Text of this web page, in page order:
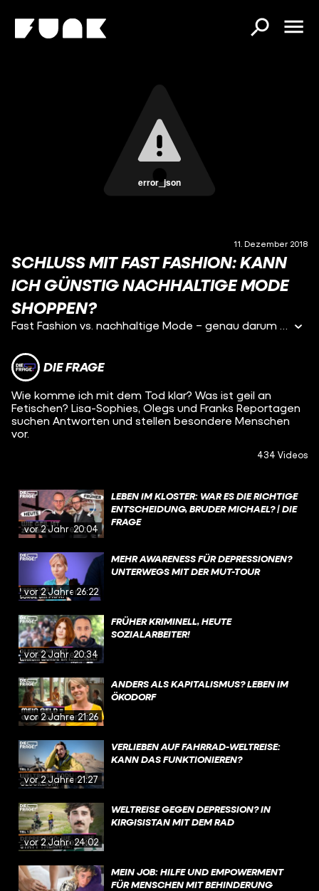
error_json
11. Dezember 2018
SCHLUSS MIT FAST FASHION: KANN
ICH GÜNSTIG NACHHALTIGE MODE
SHOPPEN?
Fast Fashion vs. nachhaltige Mode – genau darum geht es in meiner Spezial-Folge „Schluss mit Fast Fashion: Kann ich günstig nachhaltige Mode shoppen?“. Denn ich frage mich: Kann man auch günstig nachhaltige Mode shoppen und damit endlich weg von Fast Fashion kommen?
DIE FRAGE
Wie komme ich mit dem Tod klar? Was ist geil an
Fetischen? Lisa-Sophies, Olegs und Franks Reportagen
suchen Antworten und stellen besondere Menschen
vor.
434 Videos
vor 2 Jahren20:04
LEBEN IM KLOSTER: WAR ES DIE RICHTIGE
ENTSCHEIDUNG, BRUDER MICHAEL? | DIE
FRAGE
vor 2 Jahren26:22
MEHR AWARENESS FÜR DEPRESSIONEN?
UNTERWEGS MIT DER MUT-TOUR
vor 2 Jahren20:34
FRÜHER KRIMINELL, HEUTE
SOZIALARBEITER!
vor 2 Jahren21:26
ANDERS ALS KAPITALISMUS? LEBEN IM
ÖKODORF
vor 2 Jahren21:27
VERLIEBEN AUF FAHRRAD-WELTREISE:
KANN DAS FUNKTIONIEREN?
vor 2 Jahren24:02
WELTREISE GEGEN DEPRESSION? IN
KIRGISISTAN MIT DEM RAD
MEIN JOB: HILFE UND EMPOWERMENT
FÜR MENSCHEN MIT BEHINDERUNG